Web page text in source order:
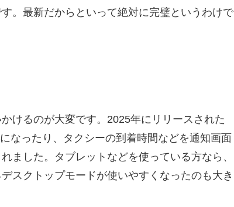
。最新だからといって絶対に完璧というわけで
けるのが大変です。2025年にリリースされた
なったり、タクシーの到着時間などを通知画面
ました。タブレットなどを使っている方なら、
スクトップモードが使いやすくなったのも大き